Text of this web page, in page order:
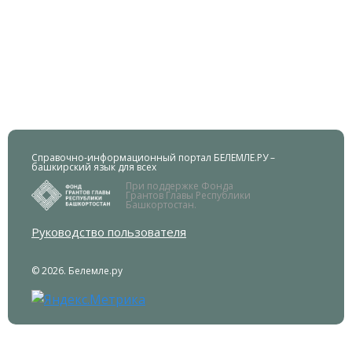
Справочно-информационный портал БЕЛЕМЛЕ.РУ –
башкирский язык для всех
При поддержке Фонда
Грантов Главы Республики
Башкортостан.
Руководство пользователя
© 2026. Белемле.ру